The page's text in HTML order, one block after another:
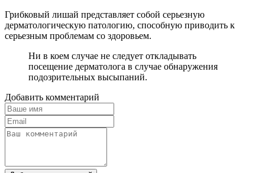
Грибковый лишай представляет собой серьезную
дерматологическую патологию, способную приводить к
серьезным проблемам со здоровьем.
Ни в коем случае не следует откладывать
посещение дерматолога в случае обнаружения
подозрительных высыпаний.
Добавить комментарий